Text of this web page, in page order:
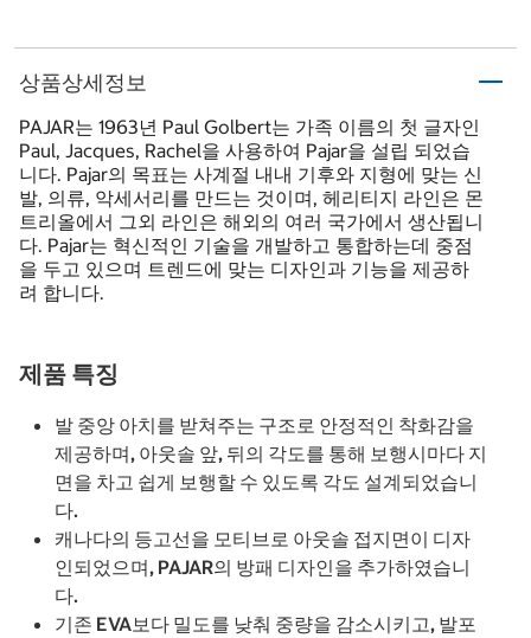
상품상세정보
PAJAR는 1963년 Paul Golbert는 가족 이름의 첫 글자인
Paul, Jacques, Rachel을 사용하여 Pajar을 설립 되었습
니다. Pajar의 목표는 사계절 내내 기후와 지형에 맞는 신
발, 의류, 악세서리를 만드는 것이며, 헤리티지 라인은 몬
트리올에서 그외 라인은 해외의 여러 국가에서 생산됩니
다. Pajar는 혁신적인 기술을 개발하고 통합하는데 중점
을 두고 있으며 트렌드에 맞는 디자인과 기능을 제공하
려 합니다.
제품 특징
발 중앙 아치를 받쳐주는 구조로 안정적인 착화감을
제공하며, 아웃솔 앞, 뒤의 각도를 통해 보행시마다 지
면을 차고 쉽게 보행할 수 있도록 각도 설계되었습니
다.
캐나다의 등고선을 모티브로 아웃솔 접지면이 디자
인되었으며, PAJAR의 방패 디자인을 추가하였습니
다.
기존 EVA보다 밀도를 낮춰 중량을 감소시키고, 발포